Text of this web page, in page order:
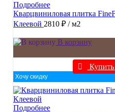
Подробнее
Кварцвиниловая плитка
Клеевой 2810 ₽ / м2
В корзину
Хочу скидку
Подробнее